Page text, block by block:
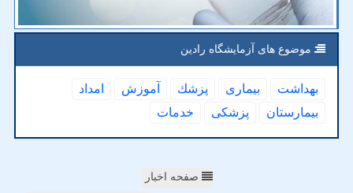
موضوع های آزمایشگاه رادین
بهداشت بیماری پزشك آموزش
امداد
بیمارستان
پزشكی خدمات
صفحه اخبار